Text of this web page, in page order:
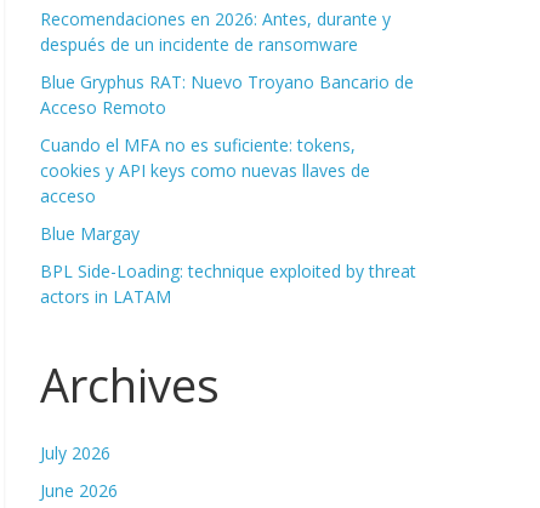
Recomendaciones en 2026: Antes, durante y
después de un incidente de ransomware
Blue Gryphus RAT: Nuevo Troyano Bancario de
Acceso Remoto
Cuando el MFA no es suficiente: tokens,
cookies y API keys como nuevas llaves de
acceso
Blue Margay
BPL Side-Loading: technique exploited by threat
actors in LATAM
Archives
July 2026
June 2026